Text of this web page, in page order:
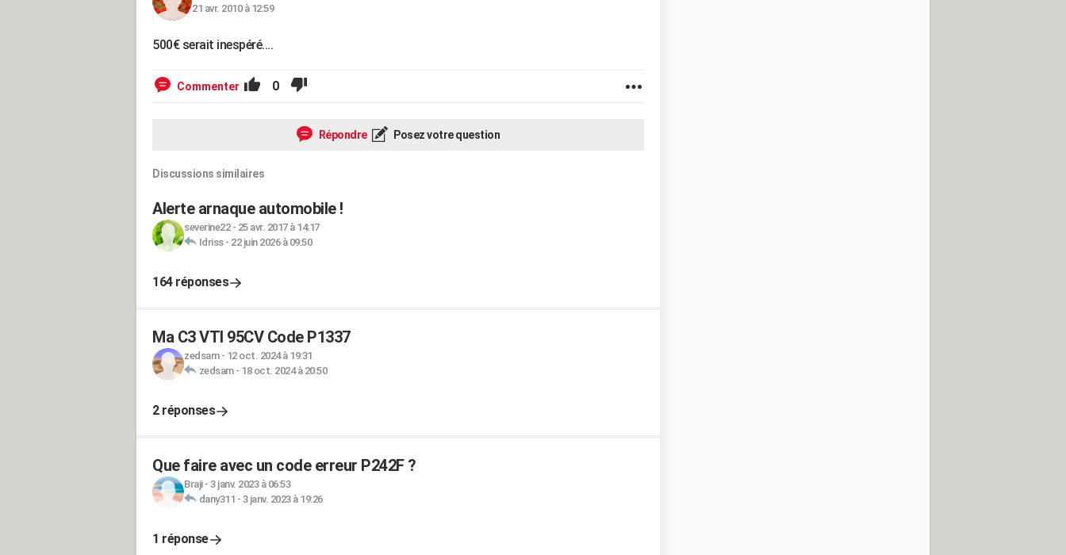
21 avr. 2010 à 12:59
500€ serait inespéré....
Commenter 0
Répondre Posez votre question
Discussions similaires
Alerte arnaque automobile !
severine22- 25 avr. 2017 à 14:17
Idriss- 22 juin 2026 à 09:50
164 réponses
Ma C3 VTI 95CV Code P1337
zedsam- 12 oct. 2024 à 19:31
zedsam- 18 oct. 2024 à 20:50
2 réponses
Que faire avec un code erreur P242F ?
Braji- 3 janv. 2023 à 06:53
dany311 - 3 janv. 2023 à 19:26
1 réponse